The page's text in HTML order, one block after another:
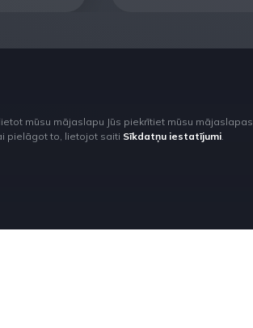
mūsu mājaslapu Jūs piekrītiet mūsu mājaslapas
pielāgot to, lietojot saiti Sīkdatņu iestatījumi.